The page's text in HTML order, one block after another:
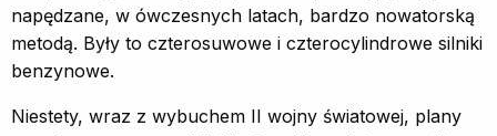
napędzane, w ówczesnych latach, bardzo nowatorską
metodą. Były to czterosuwowe i czterocylindrowe silniki
benzynowe.
Niestety, wraz z wybuchem II wojny światowej, plany